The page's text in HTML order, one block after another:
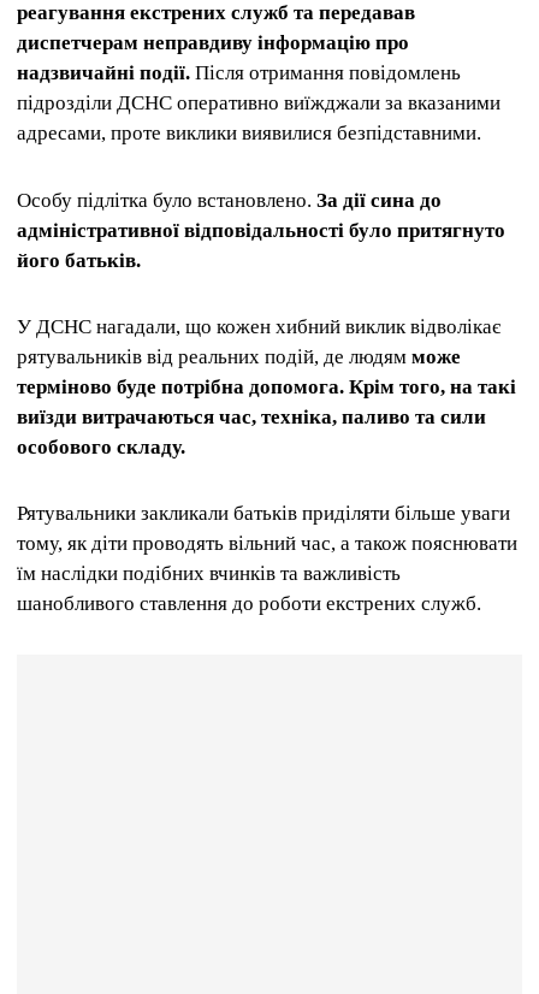
реагування екстрених служб та передавав
диспетчерам неправдиву інформацію про
надзвичайні події. Після отримання повідомлень
підрозділи ДСНС оперативно виїжджали за вказаними
адресами, проте виклики виявилися безпідставними.
Особу підлітка було встановлено. За дії сина до
адміністративної відповідальності було притягнуто
його батьків.
У ДСНС нагадали, що кожен хибний виклик відволікає
рятувальників від реальних подій, де людям може
терміново буде потрібна допомога. Крім того, на такі
виїзди витрачаються час, техніка, паливо та сили
особового складу.
Рятувальники закликали батьків приділяти більше уваги
тому, як діти проводять вільний час, а також пояснювати
їм наслідки подібних вчинків та важливість
шанобливого ставлення до роботи екстрених служб.